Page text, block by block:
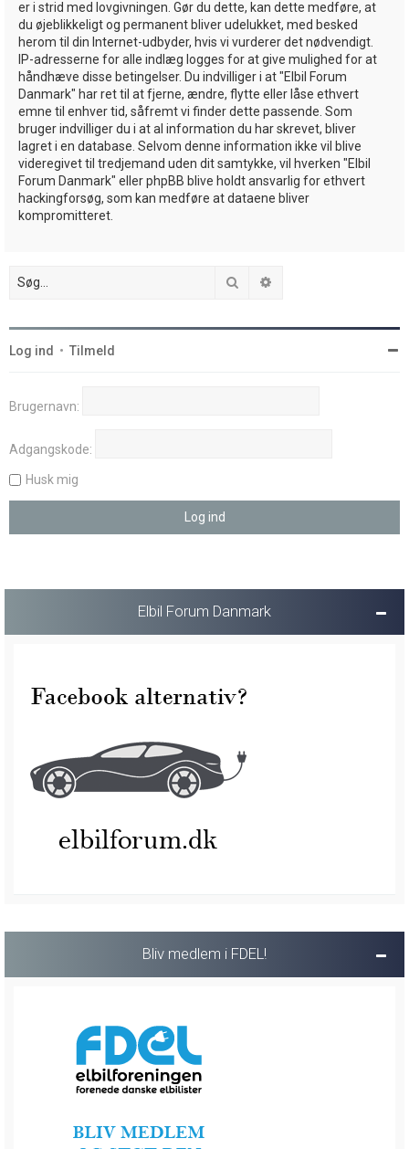
er i strid med lovgivningen. Gør du dette, kan dette medføre, at
du øjeblikkeligt og permanent bliver udelukket, med besked
herom til din Internet-udbyder, hvis vi vurderer det nødvendigt.
IP-adresserne for alle indlæg logges for at give mulighed for at
håndhæve disse betingelser. Du indvilliger i at "Elbil Forum
Danmark" har ret til at fjerne, ændre, flytte eller låse ethvert
emne til enhver tid, såfremt vi finder dette passende. Som
bruger indvilliger du i at al information du har skrevet, bliver
lagret i en database. Selvom denne information ikke vil blive
videregivet til tredjemand uden dit samtykke, vil hverken "Elbil
Forum Danmark" eller phpBB blive holdt ansvarlig for ethvert
hackingforsøg, som kan medføre at dataene bliver
kompromitteret.
Søg
Log ind • Tilmeld
Brugernavn:
Adgangskode:
Husk mig
Elbil Forum Danmark
Bliv medlem i FDEL!